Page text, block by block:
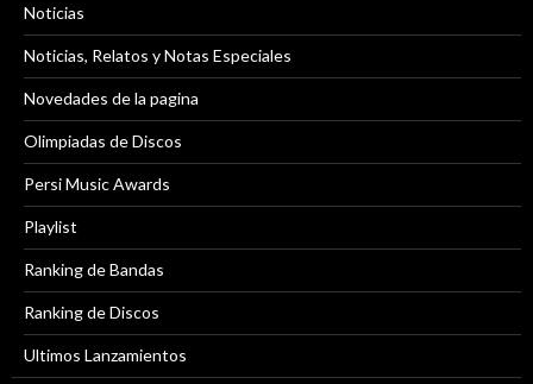
Noticias
Noticias, Relatos y Notas Especiales
Novedades de la pagina
Olimpiadas de Discos
Persi Music Awards
Playlist
Ranking de Bandas
Ranking de Discos
Ultimos Lanzamientos